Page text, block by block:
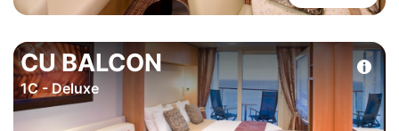
CU BALCON
1C - Deluxe